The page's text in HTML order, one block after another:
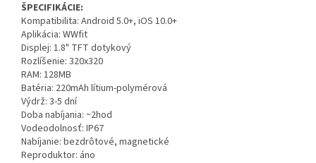
ŠPECIFIKÁCIE:
Kompatibilita: Android 5.0+, iOS 10.0+
Aplikácia: WWfit
Displej: 1.8" TFT dotykový
Rozlíšenie: 320x320
RAM: 128MB
Batéria: 220mAh lítium-polymérová
Výdrž: 3-5 dní
Doba nabíjania: ~2hod
Vodeodolnosť: IP67
Nabíjanie: bezdrôtové, magnetické
Reproduktor: áno